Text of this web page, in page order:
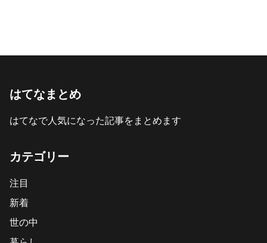
はてなまとめ
はてなで人気になった記事をまとめます
カテゴリー
注目
新着
世の中